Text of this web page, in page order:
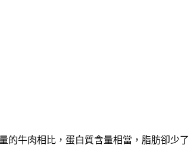
的牛肉相比，蛋白質含量相當，脂肪卻少了